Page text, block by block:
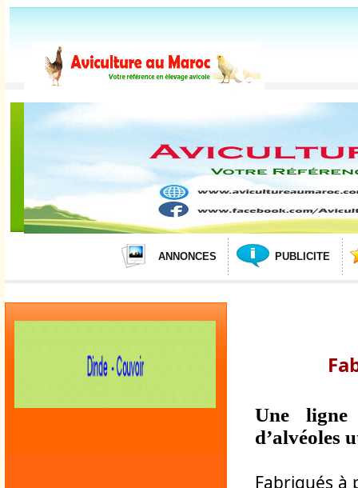
ANNONCES PUBLICITE
Une ligne
d’alvéoles
Fabriqués à